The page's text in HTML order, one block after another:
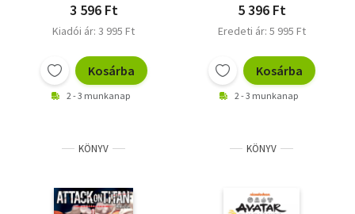
3 596 Ft
Kiadói ár: 3 995 Ft
Kosárba
2 - 3 munkanap
5 396 Ft
Eredeti ár: 5 995 Ft
Kosárba
2 - 3 munkanap
KÖNYV KÖNYV